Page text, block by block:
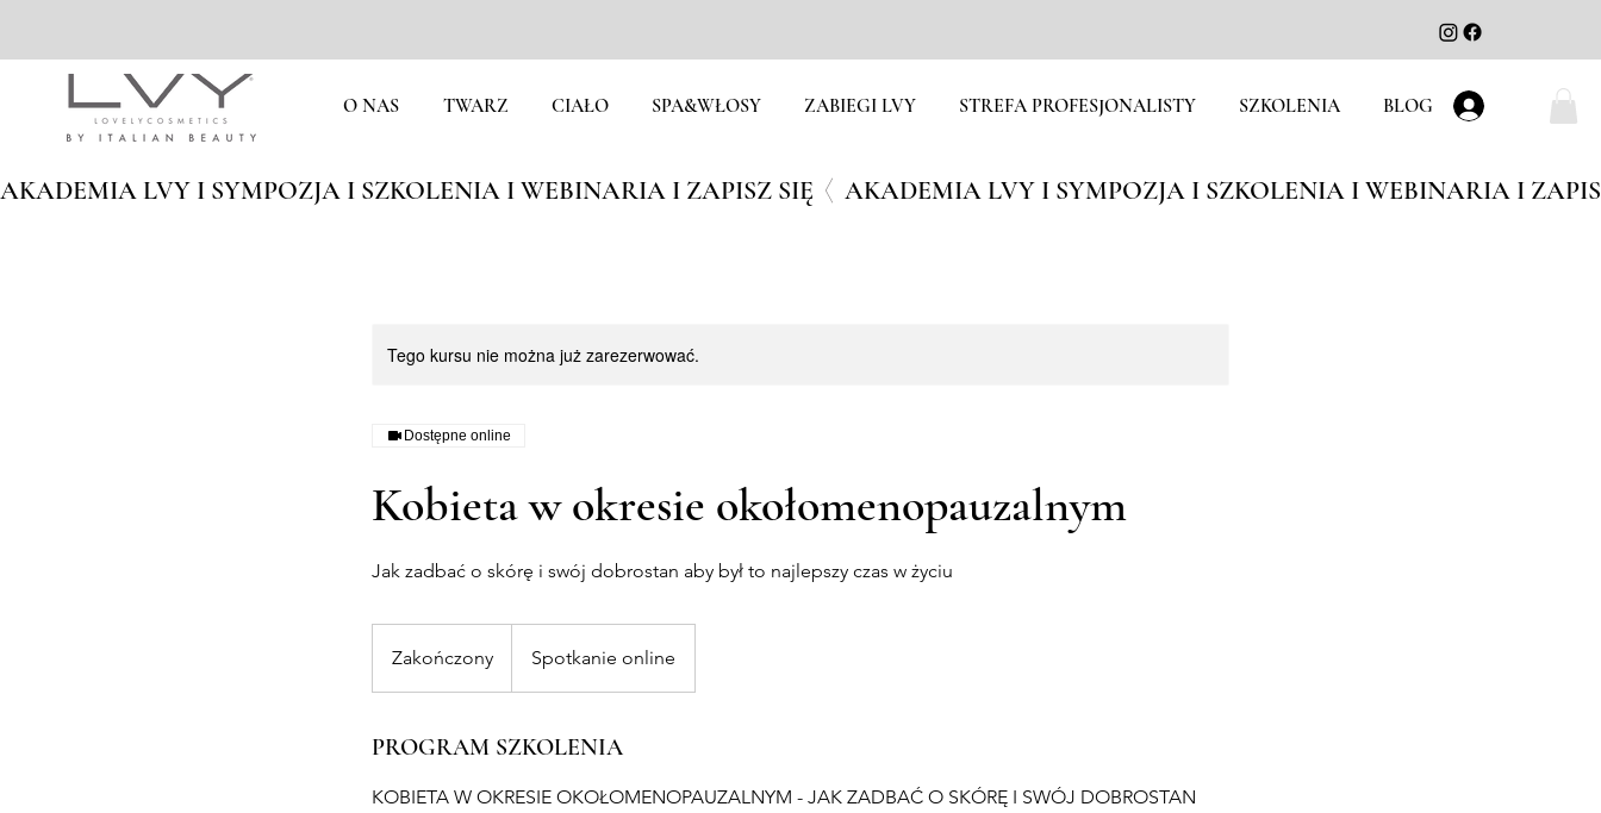
O NAS TWARZ CIAŁO SPA&WŁOSY ZABIEGI LVY STREFA PROFESJONALISTY SZKOLENIA BLOG Zaloguj się
AKADEMIA LVY I SYMPOZJA I SZKOLENIA I WEBINARIA I ZAPISZ SIĘ
Tego kursu nie można już zarezerwować.
Dostępne online
Kobieta w okresie okołomenopauzalnym
Jak zadbać o skórę i swój dobrostan aby był to najlepszy czas w życiu
Zakończony
a
o
c
Spotkanie online
PROGRAM SZKOLENIA
KOBIETA W OKRESIE OKOŁOMENOPAUZALNYM - JAK ZADBAĆ O SKÓRĘ I SWÓJ DOBROSTAN